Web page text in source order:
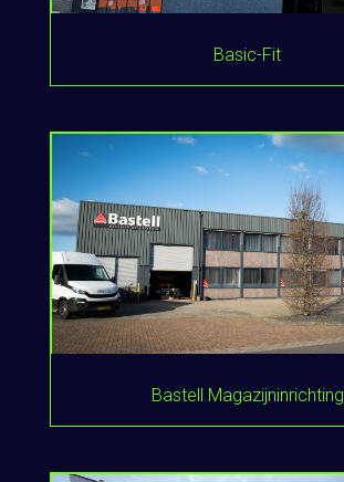
Basic-Fit
Bastell Magazijninrichting